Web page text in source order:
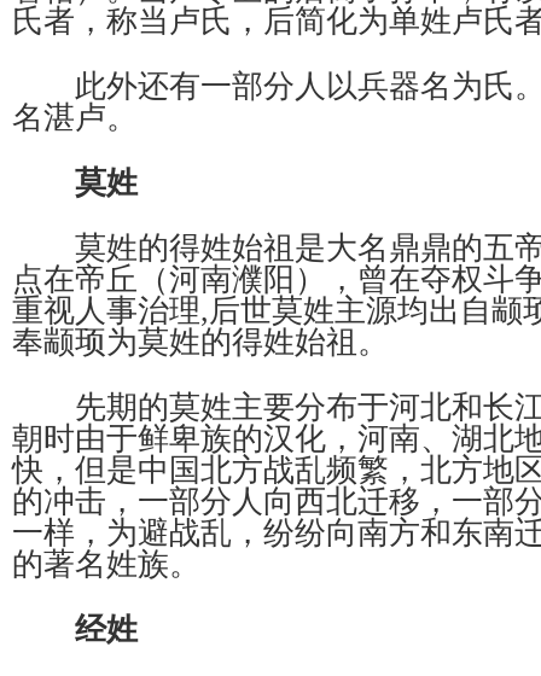
氏者，称当卢氏，后简化为单姓卢氏
此外还有一部分人以兵器名为氏
名湛卢。
莫姓
莫姓的得姓始祖是大名鼎鼎的五
点在帝丘（河南濮阳），曾在夺权斗
重视人事治理,后世莫姓主源均出自颛
奉颛顼为莫姓的得姓始祖。
先期的莫姓主要分布于河北和长
朝时由于鲜卑族的汉化，河南、湖北
快，但是中国北方战乱频繁，北方地
的冲击，一部分人向西北迁移，一部
一样，为避战乱，纷纷向南方和东南
的著名姓族。
经姓